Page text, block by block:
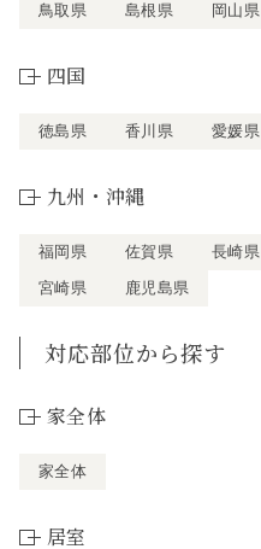
鳥取県 島根県 岡山県
四国
徳島県 香川県 愛媛県
九州・沖縄
福岡県 佐賀県 長崎県
宮崎県
鹿児島県
対応部位から探す
家全体
家全体
居室